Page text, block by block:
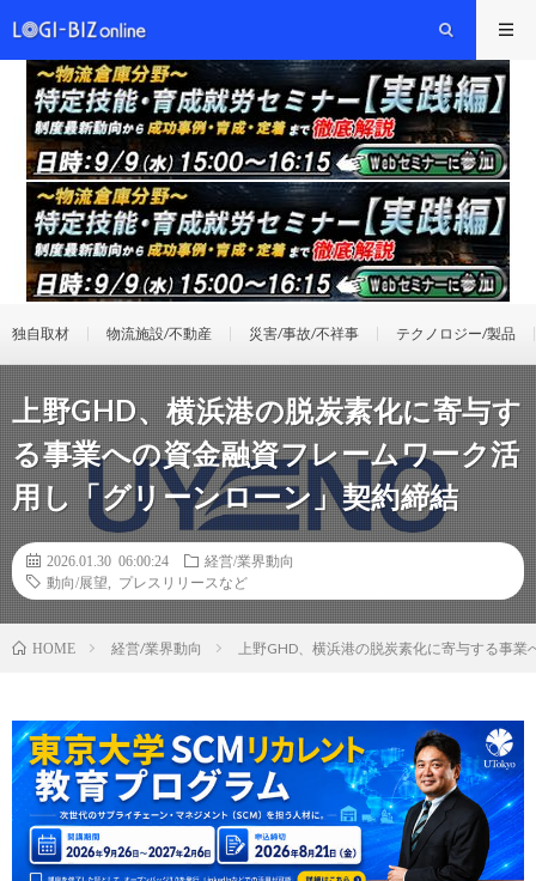
独自取材 物流施設/不動産 災害/事故/不祥事 テクノロジー/製品
上野GHD、横浜港の脱炭素化に寄与す
る事業への資金融資フレームワーク活
用し「グリーンローン」契約締結
2026.01.30 06:00:24
経営/業界動向
動向/展望
プレスリリースなど
HOME 経営/業界動向 上野GHD、横浜港の脱炭素化に寄与する事